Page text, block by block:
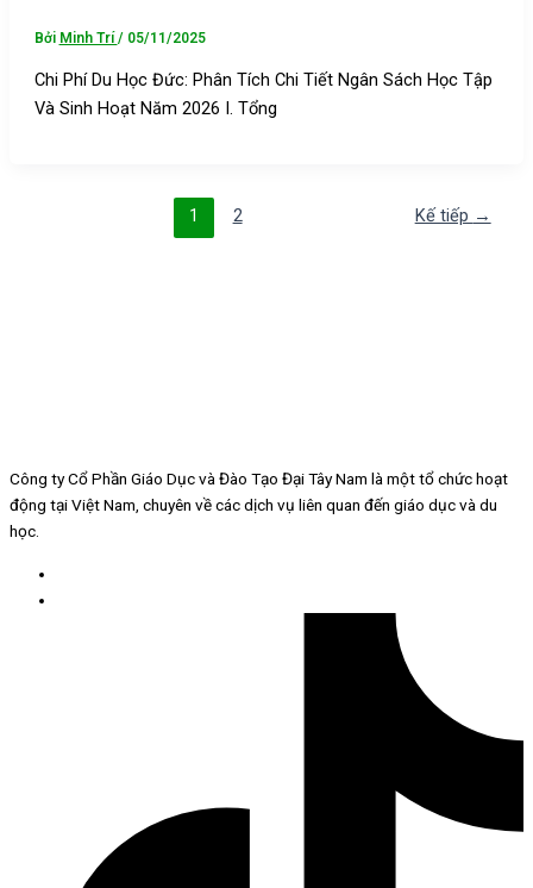
Bởi Minh Trí/ 05/11/2025
Chi Phí Du Học Đức: Phân Tích Chi Tiết Ngân Sách Học Tập
Và Sinh Hoạt Năm 2026 I. Tổng
1 2 Kế tiếp →
Công ty Cổ Phần Giáo Dục và Đào Tạo Đại Tây Nam là một tổ chức hoạt
động tại Việt Nam, chuyên về các dịch vụ liên quan đến giáo dục và du
học.